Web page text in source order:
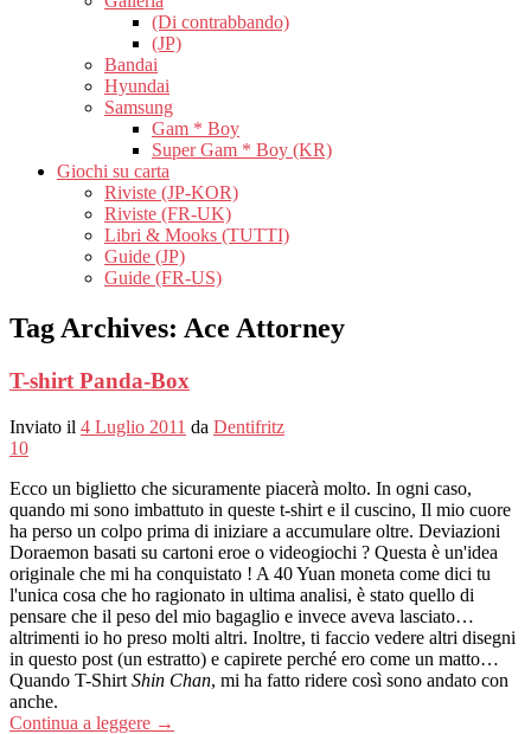
(Di contrabbando)
(JP)
Bandai
Hyundai
Samsung
Gam * Boy
Super Gam * Boy (KR)
Giochi su carta
Riviste (JP-KOR)
Riviste (FR-UK)
Libri & Mooks (TUTTI)
Guide (JP)
Guide (FR-US)
Tag Archives: Ace Attorney
T-shirt Panda-Box
Inviato il 4 Luglio 2011 da Dentifritz
10
Ecco un biglietto che sicuramente piacerà molto. In ogni caso,
quando mi sono imbattuto in queste t-shirt e il cuscino, Il mio cuore
ha perso un colpo prima di iniziare a accumulare oltre. Deviazioni
Doraemon basati su cartoni eroe o videogiochi ? Questa è un'idea
originale che mi ha conquistato ! A 40 Yuan moneta come dici tu
l'unica cosa che ho ragionato in ultima analisi, è stato quello di
pensare che il peso del mio bagaglio e invece aveva lasciato…
altrimenti io ho preso molti altri. Inoltre, ti faccio vedere altri disegni
in questo post (un estratto) e capirete perché ero come un matto…
Quando T-Shirt Shin Chan, mi ha fatto ridere così sono andato con
anche.
Continua a leggere →